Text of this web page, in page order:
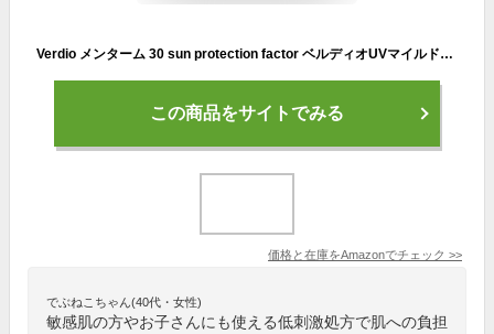
Verdio メンターム 30 sun protection factor ベルディオUVマイルドジェルN220g
この商品をサイトでみる
価格と在庫をAmazonでチェック >>
でぶねこちゃん(40代・女性)
敏感肌の方やお子さんにも使える低刺激処方で肌への負担